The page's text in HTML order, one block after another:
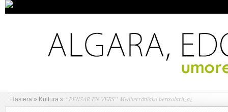
Hasiera » Kultura » “PENSAR EN VERS” Mediterràniako bertsolaritzaz